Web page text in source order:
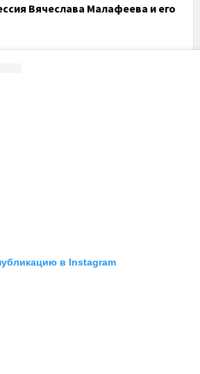
Вячеслава Малафеева и его
в Instagram